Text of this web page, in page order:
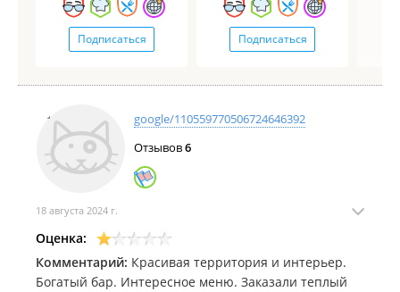
Подписаться Подписаться
google/110559770506724646392
Отзывов6
18 августа 2024 г.
Оценка:
Комментарий: Красивая территория и интерьер.
Богатый бар. Интересное меню. Заказали теплый